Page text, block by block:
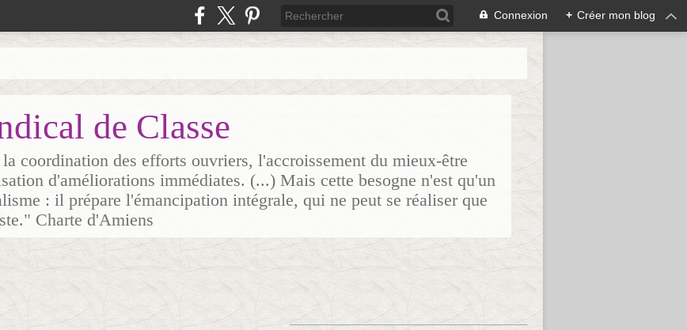
Connexion + Créer mon blog
de Classe
coordination des efforts ouvriers, l'accroissement du mieux-être
d'améliorations immédiates. (...) Mais cette besogne n'est qu'un
: il prépare l'émancipation intégrale, qui ne peut se réaliser que
Charte d'Amiens